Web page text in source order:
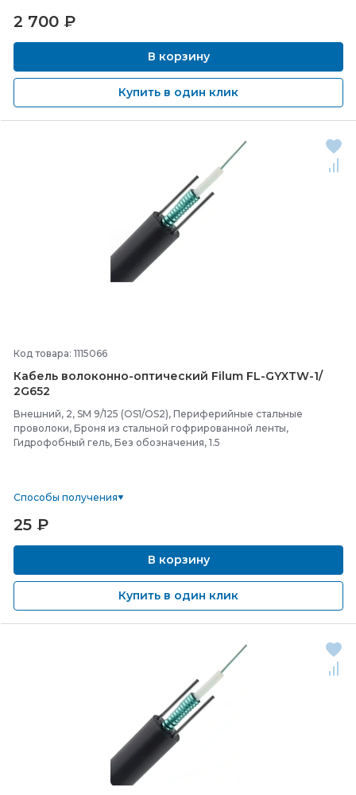
2 700 ₽
В корзину
Купить в один клик
Код товара: 1115066
Кабель волоконно-оптический Filum FL-GYXTW-1/
2G652
Внешний, 2, SM 9/125 (OS1/OS2), Периферийные стальные
проволоки, Броня из стальной гофрированной ленты,
Гидрофобный гель, Без обозначения, 1.5
Способы получения
25 ₽
В корзину
Купить в один клик